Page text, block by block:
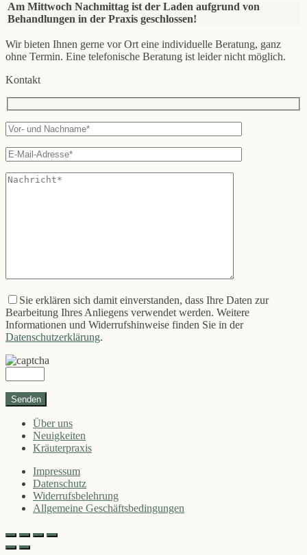
Am Mittwoch Nachmittag ist der Laden aufgrund von
Behandlungen in der Praxis geschlossen!
Wir bieten Ihnen gerne vor Ort eine individuelle Beratung, ganz
ohne Termin. Eine telefonische Beratung ist leider nicht möglich.
Kontakt
Sie erklären sich damit einverstanden, dass Ihre Daten zur
Bearbeitung Ihres Anliegens verwendet werden. Weitere
Informationen und Widerrufshinweise finden Sie in der
Datenschutzerklärung.
Über uns
Neuigkeiten
Kräuterpraxis
Impressum
Datenschutz
Widerrufsbelehrung
Allgemeine Geschäftsbedingungen